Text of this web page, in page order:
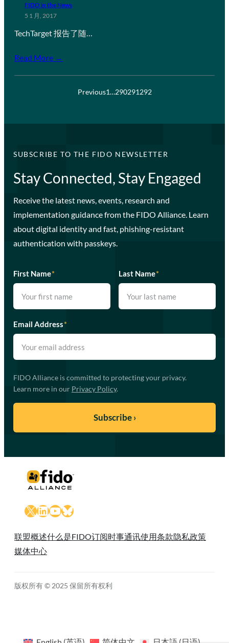
FIDO in the News
5 1 月, 2017
TechTarget 报告了随…
Read More →
Previous1…290291292
SUBSCRIBE TO THE FIDO NEWSLETTER
Stay Connected, Stay Engaged
Receive the latest news, events, research and
implementation guidance from the FIDO Alliance. Learn
about digital identity and fast, phishing-resistant
authentication with passkeys.
First Name* Last Name*
Email Address*
FIDO Alliance is committed to protecting your privacy.
Learn more in our Privacy Policy.
X LinkedIn
YouTube
Bluesky
联盟概述什么是FIDO订阅时事通讯使用条款隐私政策
媒体中心
版权所有 © 2025 保留所有权利